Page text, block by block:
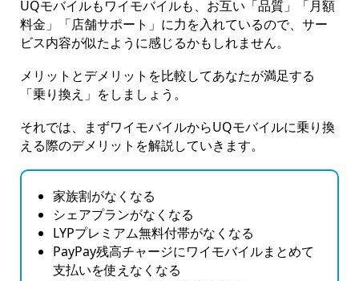
UQモバイルもワイモバイルも、お互い「品質」「月額
料金」「店舗サポート」に力を入れているので、サー
ビス内容が似たように感じるかもしれません。
メリットとデメリットを比較してあなたが満足する
「乗り換え」をしましょう。
それでは、まずワイモバイルからUQモバイルに乗り換
える際のデメリットを解説していきます。
家族割がなくなる
シェアプランがなくなる
LYPプレミアム無料付帯がなくなる
PayPay残高チャージにワイモバイルまとめて
支払いを使えなくなる